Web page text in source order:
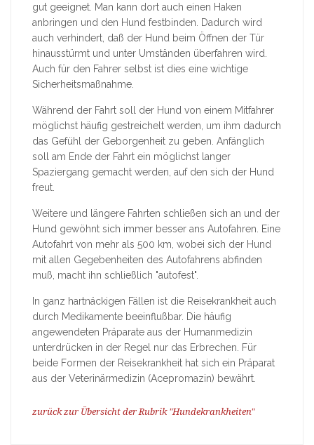
gut geeignet. Man kann dort auch einen Haken
anbringen und den Hund festbinden. Dadurch wird
auch verhindert, daß der Hund beim Öffnen der Tür
hinausstürmt und unter Umständen überfahren wird.
Auch für den Fahrer selbst ist dies eine wichtige
Sicherheitsmaßnahme.
Während der Fahrt soll der Hund von einem Mitfahrer
möglichst häufig gestreichelt werden, um ihm dadurch
das Gefühl der Geborgenheit zu geben. Anfänglich
soll am Ende der Fahrt ein möglichst langer
Spaziergang gemacht werden, auf den sich der Hund
freut.
Weitere und längere Fahrten schließen sich an und der
Hund gewöhnt sich immer besser ans Autofahren. Eine
Autofahrt von mehr als 500 km, wobei sich der Hund
mit allen Gegebenheiten des Autofahrens abfinden
muß, macht ihn schließlich "autofest".
In ganz hartnäckigen Fällen ist die Reisekrankheit auch
durch Medikamente beeinflußbar. Die häufig
angewendeten Präparate aus der Humanmedizin
unterdrücken in der Regel nur das Erbrechen. Für
beide Formen der Reisekrankheit hat sich ein Präparat
aus der Veterinärmedizin (Acepromazin) bewährt.
zurück zur Übersicht der Rubrik "Hundekrankheiten"